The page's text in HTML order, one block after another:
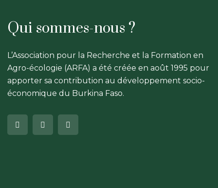
Qui sommes-nous ?
L’Association pour la Recherche et la Formation en
Agro-écologie (ARFA) a été créée en août 1995 pour
apporter sa contribution au développement socio-
économique du Burkina Faso.